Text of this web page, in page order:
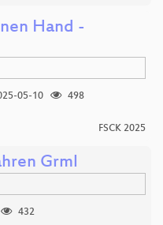
Hand -
05-10
498
FSCK 2025
Grml
432